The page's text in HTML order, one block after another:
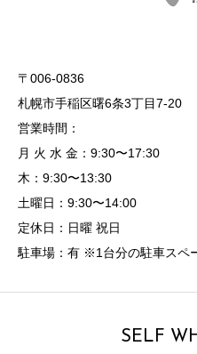
〒006-0836
札幌市手稲区曙6条3丁目7-20
営業時間：
月 火 水 金：9:30〜17:30
木：9:30〜13:30
土曜日：9:30〜14:00
定休日：日曜 祝日
駐車場：有 ※1台分の駐車スペ
SELF